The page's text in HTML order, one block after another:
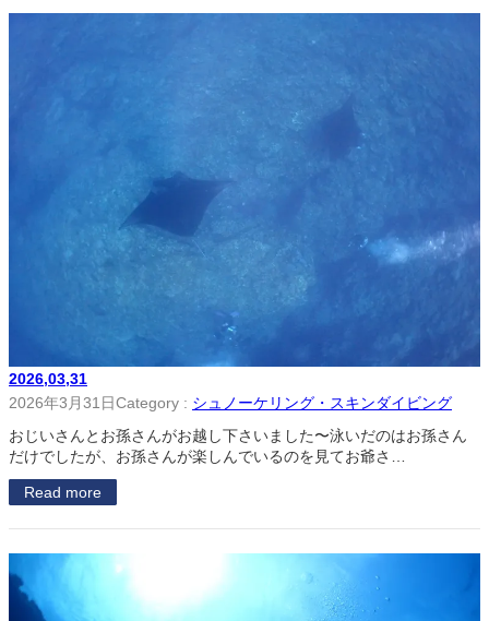
2026,03,31
2026年3月31日Category : シュノーケリング・スキンダイビング
おじいさんとお孫さんがお越し下さいました〜泳いだのはお孫さん
だけでしたが、お孫さんが楽しんでいるのを見てお爺さ…
Read more